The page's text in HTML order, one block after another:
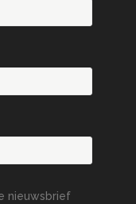
nieuwsbrief